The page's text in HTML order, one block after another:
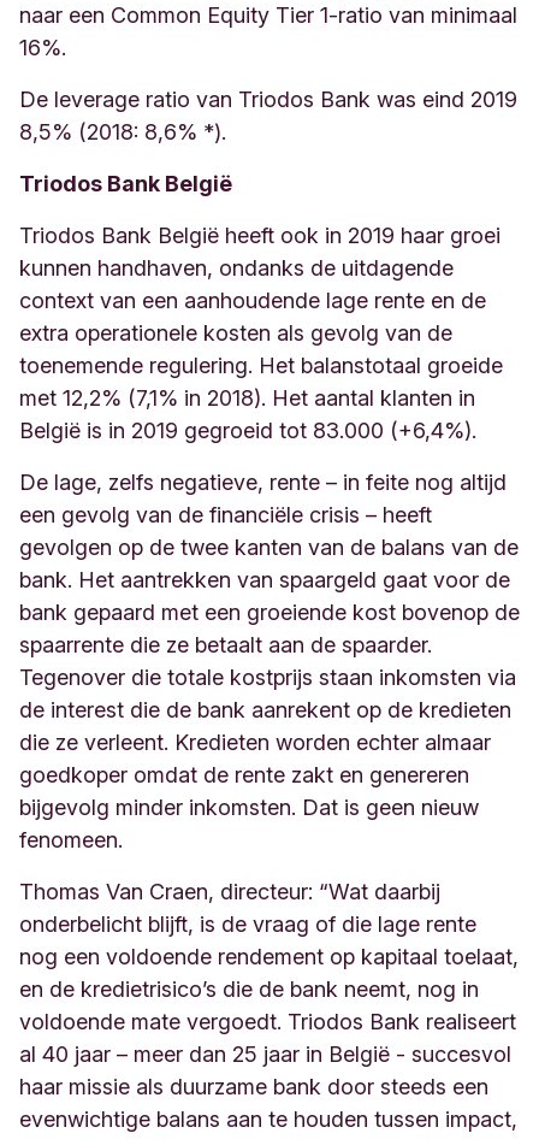
naar een Common Equity Tier 1-ratio van minimaal
16%.
De leverage ratio van Triodos Bank was eind 2019
8,5% (2018: 8,6% *).
Triodos Bank België
Triodos Bank België heeft ook in 2019 haar groei
kunnen handhaven, ondanks de uitdagende
context van een aanhoudende lage rente en de
extra operationele kosten als gevolg van de
toenemende regulering. Het balanstotaal groeide
met 12,2% (7,1% in 2018). Het aantal klanten in
België is in 2019 gegroeid tot 83.000 (+6,4%).
De lage, zelfs negatieve, rente – in feite nog altijd
een gevolg van de financiële crisis – heeft
gevolgen op de twee kanten van de balans van de
bank. Het aantrekken van spaargeld gaat voor de
bank gepaard met een groeiende kost bovenop de
spaarrente die ze betaalt aan de spaarder.
Tegenover die totale kostprijs staan inkomsten via
de interest die de bank aanrekent op de kredieten
die ze verleent. Kredieten worden echter almaar
goedkoper omdat de rente zakt en genereren
bijgevolg minder inkomsten. Dat is geen nieuw
fenomeen.
Thomas Van Craen, directeur: “Wat daarbij
onderbelicht blijft, is de vraag of die lage rente
nog een voldoende rendement op kapitaal toelaat,
en de kredietrisico’s die de bank neemt, nog in
voldoende mate vergoedt. Triodos Bank realiseert
al 40 jaar – meer dan 25 jaar in België - succesvol
haar missie als duurzame bank door steeds een
evenwichtige balans aan te houden tussen impact,